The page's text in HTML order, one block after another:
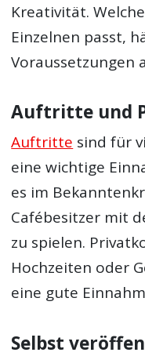
Kreativität.
Einzelnen passt,
Voraussetzungen
Auftritte und
Auftritte sind für
eine wichtige
es im
Cafébesitzer mit
zu spielen.
Hochzeiten oder
eine gute
Selbst